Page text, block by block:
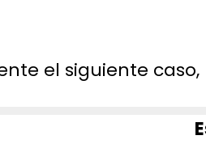
el siguiente